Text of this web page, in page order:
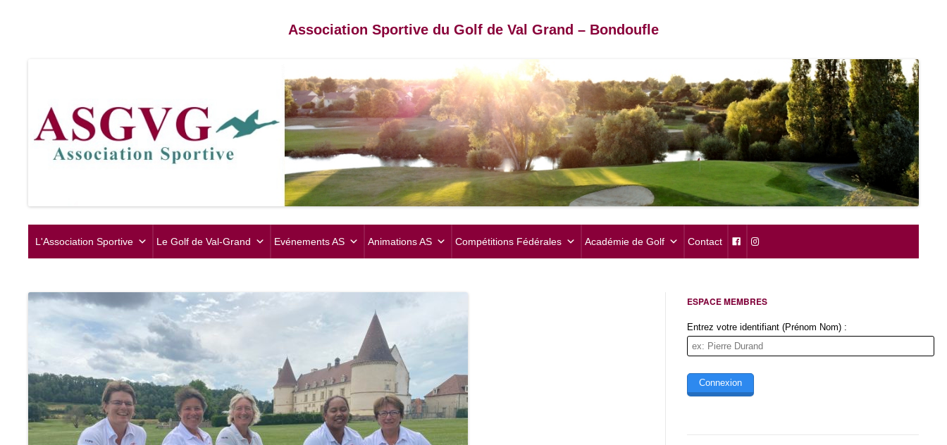
Association Sportive du Golf de Val Grand – Bondoufle
contenu
L'Association Sportive Le Golf de Val-Grand Evénements AS Animations AS Compétitions Fédérales Académie de Golf Contact
ESPACE MEMBRES
Entrez votre identifiant (Prénom Nom) :